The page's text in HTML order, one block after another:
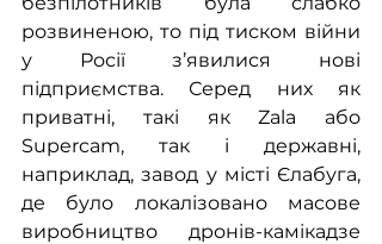
розвиненою, то під тиском війни
у Росії з’явилися нові
підприємства. Серед них як
приватні, такі як Zala або
Supercam, так і державні,
наприклад, завод у місті Єлабуга,
де було локалізовано масове
виробництво дронів-камікадзе